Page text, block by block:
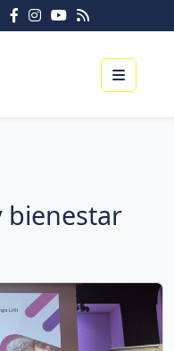
Menu
bienestar